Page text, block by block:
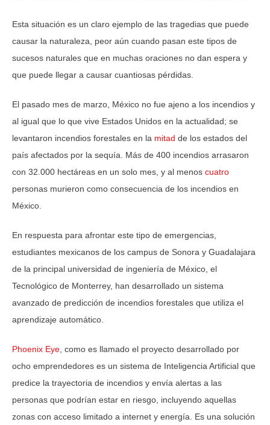
Esta situación es un claro ejemplo de las tragedias que puede
causar la naturaleza, peor aún cuando pasan este tipos de
sucesos naturales que en muchas oraciones no dan espera y
que puede llegar a causar cuantiosas pérdidas.
El pasado mes de marzo, México no fue ajeno a los incendios y
al igual que lo que vive Estados Unidos en la actualidad; se
levantaron incendios forestales en la mitad de los estados del
país afectados por la sequía. Más de 400 incendios arrasaron
con 32.000 hectáreas en un solo mes, y al menos cuatro
personas murieron como consecuencia de los incendios en
México.
En respuesta para afrontar este tipo de emergencias,
estudiantes mexicanos de los campus de Sonora y Guadalajara
de la principal universidad de ingeniería de México, el
Tecnológico de Monterrey, han desarrollado un sistema
avanzado de predicción de incendios forestales que utiliza el
aprendizaje automático.
Phoenix Eye , como es llamado el proyecto desarrollado por
ocho emprendedores es un sistema de Inteligencia Artificial que
predice la trayectoria de incendios y envía alertas a las
personas que podrían estar en riesgo, incluyendo aquellas
zonas con acceso limitado a internet y energía. Es una solución